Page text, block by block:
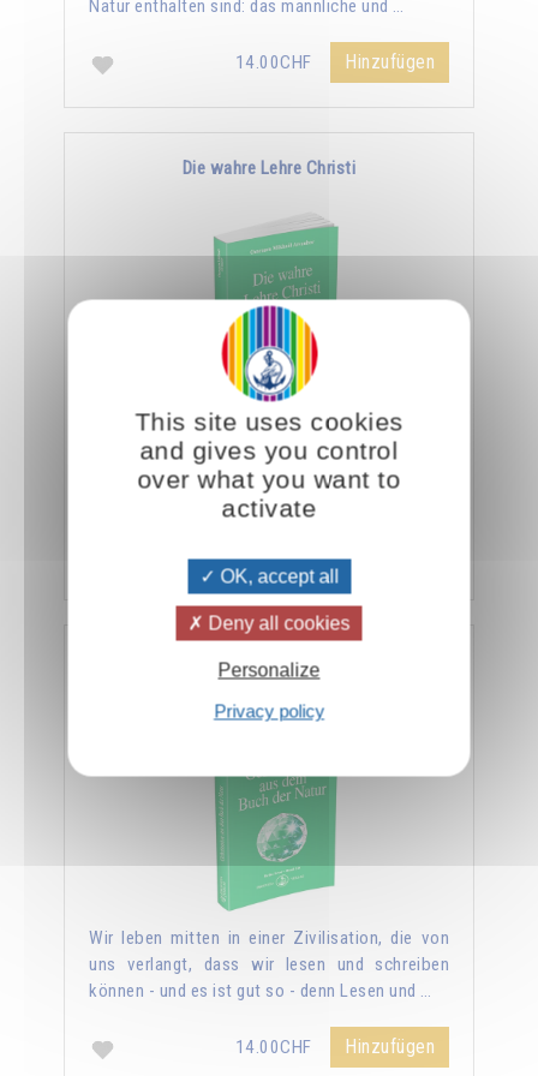
Natur enthalten sind: das männliche und …
14.00CHF Hinzufügen
Die wahre Lehre Christi
Omraam Mikhaël Aïvanhov zufolge ist die
ganze Lehre Christi in den wenigen Zeilen des
Vaterunser enthalten. Er sagt: "Ein Eingeweihter
14.00CHF
Hinzufügen
Geheimnisse aus dem Buch der Natur
Wir leben mitten in einer Zivilisation, die von
uns verlangt, dass wir lesen und schreiben
können - und es ist gut so - denn Lesen und …
14.00CHF Hinzufügen
This site uses cookies
and gives you control
over what you want to
activate
OK, accept all
Deny all cookies
Personalize
Privacy policy